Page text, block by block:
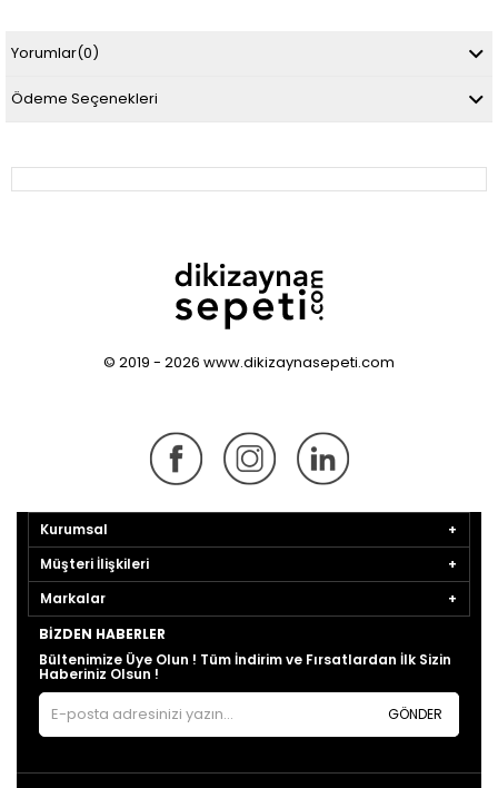
Yorumlar(0)
Ödeme Seçenekleri
© 2019 - 2026 www.dikizaynasepeti.com
Kurumsal
Müşteri İlişkileri
Markalar
BIZDEN HABERLER
Bültenimize Üye Olun ! Tüm İndirim ve Fırsatlardan İlk Sizin
Haberiniz Olsun !
GÖNDER